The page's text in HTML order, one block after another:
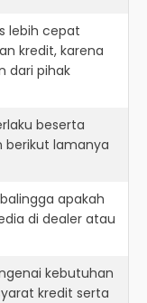
lebih cepat
kredit, karena
dari pihak
beserta
berikut lamanya
apakah
di dealer atau
kebutuhan
kredit serta